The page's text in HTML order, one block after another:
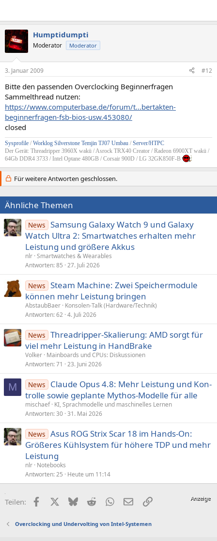
Humptidumpti
Moderator Moderator
3. Januar 2009 #12
Bitte den passenden Overclocking Beginnerfragen
Sammelthread nutzen:
https://www.computerbase.de/forum/t...bertakten-
beginnerfragen-fsb-bios-usw.453080/
closed
Sysprofile / Worklog Silverstone Temjin TJ07 Umbau / Server/HTPC
Der Gerät: Threadripper 3960X wakü / Asrock TRX40 Creator / Radeon 6900XT wakü /
64Gb DDR4 3733 / Intel Optane 480GB / Corsair 900D / LG 32GK850F-B
Für weitere Antworten geschlossen.
Ähnliche Themen
News Samsung Galaxy Watch 9 und Galaxy
Watch Ultra 2: Smartwatches erhalten mehr
Leistung und größere Akkus
nlr Smartwatches & Wearables
Antworten 85 27. Juli 2026
News Steam Machine: Zwei Speichermodule
können mehr Leistung bringen
AbstaubBaer Konsolen-Talk (Hardware/Technik)
Antworten 62 4. Juli 2026
News Threadripper-Skalierung: AMD sorgt für
viel mehr Leistung in HandBrake
Volker Mainboards und CPUs: Diskussionen
Antworten 71 23. Juni 2026
M News
Claude Opus 4.8: Mehr Leistung und Kon­
trolle sowie geplante Mythos-Mo­delle für alle
mischaef KI, Sprachmodelle und maschinelles Lernen
Antworten 30 31. Mai 2026
News Asus ROG Strix Scar 18 im Hands-On:
Größeres Kühlsystem für höhere TDP und mehr
Leistung
nlr Notebooks
Antworten 25 Heute um 11:14
Teilen: FacebookX (Twitter)
BlueskyRedditWhatsApp
E-MailLink
Overclocking und Undervolting von Intel-Systemen